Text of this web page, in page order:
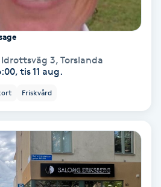
Idrottsväg 3, Torslanda
tis 11 aug.
Friskvård